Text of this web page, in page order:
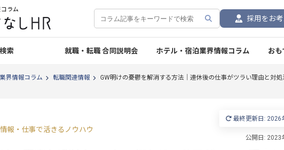
ラム
採用をお
索 就職・転職 合同説明会 ホテル・宿泊業界情報コラム お
界情報コラム 転職関連情報 GW明けの憂鬱を解消する方法｜連休後の仕事がツラい理由と対処
報 ・ 仕事で活きるノウハウ
最終更新日: 2026